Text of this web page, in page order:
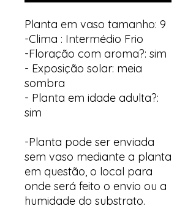
Planta em vaso tamanho: 9
-Clima : Intermédio Frio
-Floração com aroma?: sim
- Exposição solar: meia
sombra
- Planta em idade adulta?:
sim
-Planta pode ser enviada
sem vaso mediante a planta
em questão, o local para
onde será feito o envio ou a
humidade do substrato.